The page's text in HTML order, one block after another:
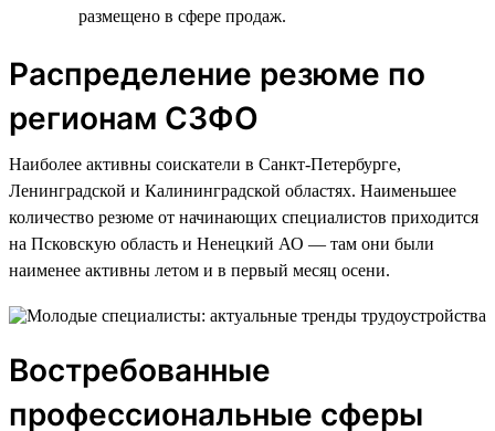
размещено в сфере продаж.
Распределение резюме по
регионам СЗФО
Наиболее активны соискатели в Санкт-Петербурге,
Ленинградской и Калининградской областях. Наименьшее
количество резюме от начинающих специалистов приходится
на Псковскую область и Ненецкий АО — там они были
наименее активны летом и в первый месяц осени.
Востребованные
профессиональные сферы